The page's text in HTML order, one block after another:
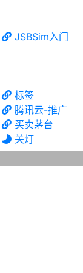
JSBSim入门
标签
腾讯云-推广
买卖茅台
关灯